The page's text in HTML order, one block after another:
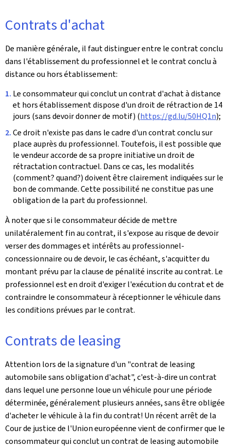
Contrats d'achat
De manière générale, il faut distinguer entre le contrat conclu
dans l'établissement du professionnel et le contrat conclu à
distance ou hors établissement:
Le consommateur qui conclut un contrat d'achat à distance
et hors établissement dispose d'un droit de rétraction de 14
jours (sans devoir donner de motif) (https://gd.lu/50HQ1n);
Ce droit n'existe pas dans le cadre d'un contrat conclu sur
place auprès du professionnel. Toutefois, il est possible que
le vendeur accorde de sa propre initiative un droit de
rétractation contractuel. Dans ce cas, les modalités
(comment? quand?) doivent être clairement indiquées sur le
bon de commande. Cette possibilité ne constitue pas une
obligation de la part du professionnel.
À noter que si le consommateur décide de mettre
unilatéralement fin au contrat, il s'expose au risque de devoir
verser des dommages et intérêts au professionnel-
concessionnaire ou de devoir, le cas échéant, s'acquitter du
montant prévu par la clause de pénalité inscrite au contrat. Le
professionnel est en droit d'exiger l'exécution du contrat et de
contraindre le consommateur à réceptionner le véhicule dans
les conditions prévues par le contrat.
Contrats de leasing
Attention lors de la signature d'un "contrat de leasing
automobile sans obligation d'achat", c'est-à-dire un contrat
dans lequel une personne loue un véhicule pour une période
déterminée, généralement plusieurs années, sans être obligée
d'acheter le véhicule à la fin du contrat! Un récent arrêt de la
Cour de justice de l'Union européenne vient de confirmer que le
consommateur qui conclut un contrat de leasing automobile